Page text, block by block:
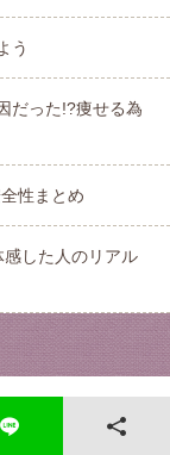
う
だった!?痩せる為
性まとめ
感した人のリアル